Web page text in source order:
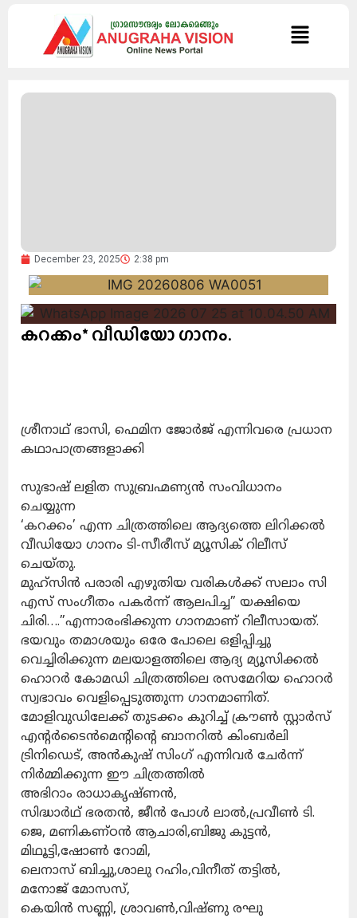
December 23, 2025 2:38 pm
കറക്കം* വീഡിയോ ഗാനം.
ശ്രീനാഥ് ഭാസി, ഫെമിന ജോർജ് എന്നിവരെ പ്രധാന
കഥാപാത്രങ്ങളാക്കി
സുഭാഷ് ലളിത സുബ്രഹ്മണ്യൻ സംവിധാനം
ചെയ്യുന്ന
‘കറക്കം’ എന്ന ചിത്രത്തിലെ ആദ്യത്തെ ലിറിക്കൽ
വീഡിയോ ഗാനം ടി-സീരീസ് മ്യൂസിക് റിലീസ്
ചെയ്തു.
മുഹ്സിൻ പരാരി എഴുതിയ വരികൾക്ക് സലാം സി
എസ് സംഗീതം പകർന്ന് ആലപിച്ച” യക്ഷിയെ
ചിരി….”എന്നാരംഭിക്കുന്ന ഗാനമാണ് റിലീസായത്.
ഭയവും തമാശയും ഒരേ പോലെ ഒളിപ്പിച്ചു
വെച്ചിരിക്കുന്ന മലയാളത്തിലെ ആദ്യ മ്യൂസിക്കൽ
ഹൊറർ കോമഡി ചിത്രത്തിലെ രസമേറിയ ഹൊറർ
സ്വഭാവം വെളിപ്പെടുത്തുന്ന ഗാനമാണിത്.
മോളിവുഡിലേക്ക് തുടക്കം കുറിച്ച് ക്രൗൺ സ്റ്റാർസ്
എന്റർടൈൻമെന്റിന്റെ ബാനറിൽ കിംബർലി
ട്രിനിഡെട്, അൻകുഷ് സിംഗ് എന്നിവർ ചേർന്ന്
നിർമ്മിക്കുന്ന ഈ ചിത്രത്തിൽ
അഭിറാം രാധാകൃഷ്ണൻ,
സിദ്ധാർഥ് ഭരതൻ, ജീൻ പോൾ ലാൽ,പ്രവീൺ ടി.
ജെ, മണികണ്ഠൻ ആചാരി,ബിജു കുട്ടൻ,
മിഥൂട്ടി,ഷോൺ റോമി,
ലെനാസ് ബിച്ചു,ശാലു റഹിം,വിനീത് തട്ടിൽ,
മനോജ് മോസസ്,
കെയിൻ സണ്ണി, ശ്രാവൺ,വിഷ്ണു രഘു